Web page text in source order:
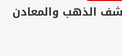
الذهب والمعادن